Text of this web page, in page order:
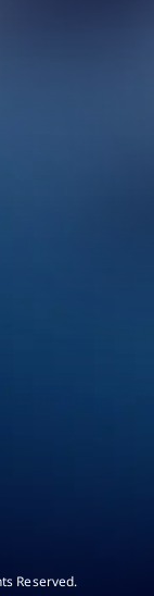
Reserved.